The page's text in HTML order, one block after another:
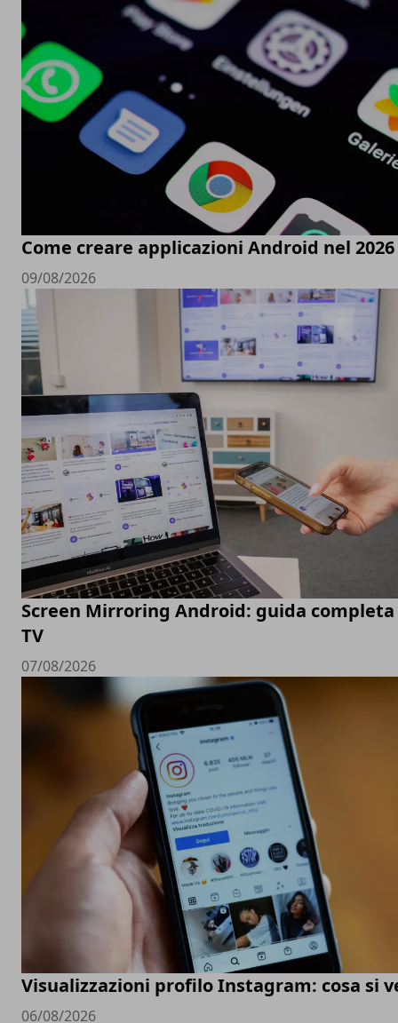
Come creare applicazioni Android nel 2026
09/08/2026
Screen Mirroring Android: guida
TV
07/08/2026
Visualizzazioni profilo Instagram: cosa si
06/08/2026